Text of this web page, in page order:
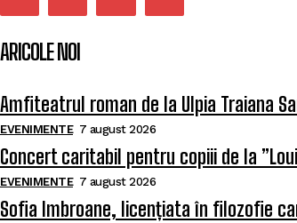
ARICOLE NOI
Amfiteatrul roman de la Ulpia Traiana
EVENIMENTE 7 august 2026
Concert caritabil pentru copiii de la
EVENIMENTE 7 august 2026
Sofia Imbroane, licențiata în filozofie